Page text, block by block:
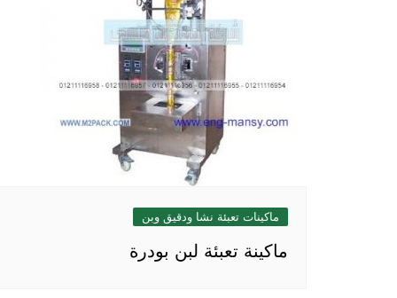
ماكينات تعبئة نشا ودقيق وبن
ماكينة تعبئة لبن بودرة